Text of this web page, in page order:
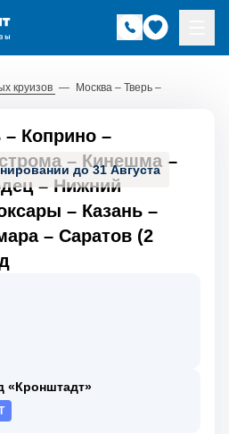
круизов — Москва – Тверь –
до 31 Августа
– Коприно –
– Кинешма –
– Нижний
– Казань –
– Саратов (2
«Кронштадт»